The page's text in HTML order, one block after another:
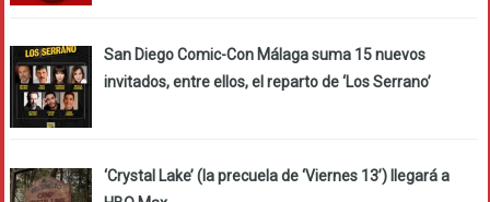
San Diego Comic-Con Málaga suma 15 nuevos
invitados, entre ellos, el reparto de ‘Los Serrano’
‘Crystal Lake’ (la precuela de ‘Viernes 13’) llegará a